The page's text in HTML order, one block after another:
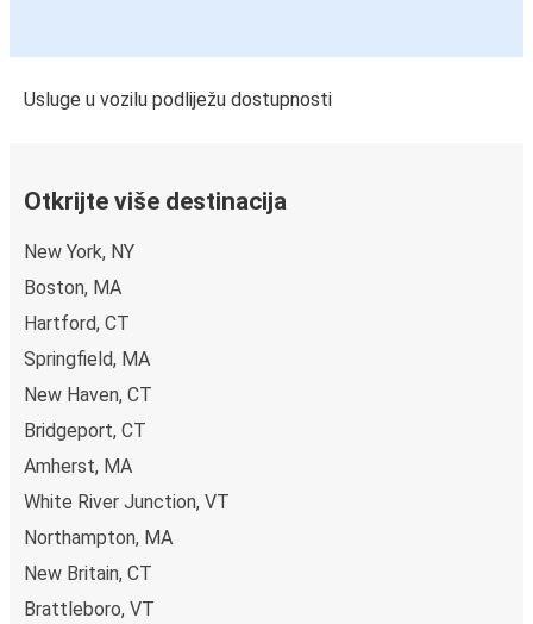
Usluge u vozilu podliježu dostupnosti
Otkrijte više destinacija
New York, NY
Boston, MA
Hartford, CT
Springfield, MA
New Haven, CT
Bridgeport, CT
Amherst, MA
White River Junction, VT
Northampton, MA
New Britain, CT
Brattleboro, VT